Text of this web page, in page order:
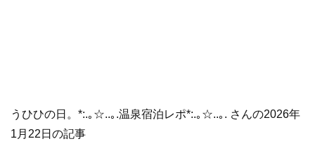
うひひの日。*:.｡☆..｡.温泉宿泊レポ*:.｡☆..｡. さんの2026年
1月22日の記事